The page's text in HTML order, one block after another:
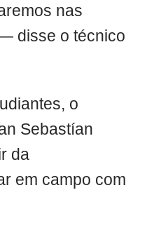
nas
disse o técnico
o
Sebastían
da
em campo com